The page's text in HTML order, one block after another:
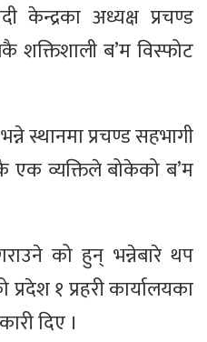
केन्द्रका अध्यक्ष प्रचण्ड
शक्तिशाली ब’म विस्फोट
स्थानमा प्रचण्ड सहभागी
एक व्यक्तिले बोकेको ब’म
को हुन् भन्नेबारे थप
१ प्रहरी कार्यालयका
दिए ।